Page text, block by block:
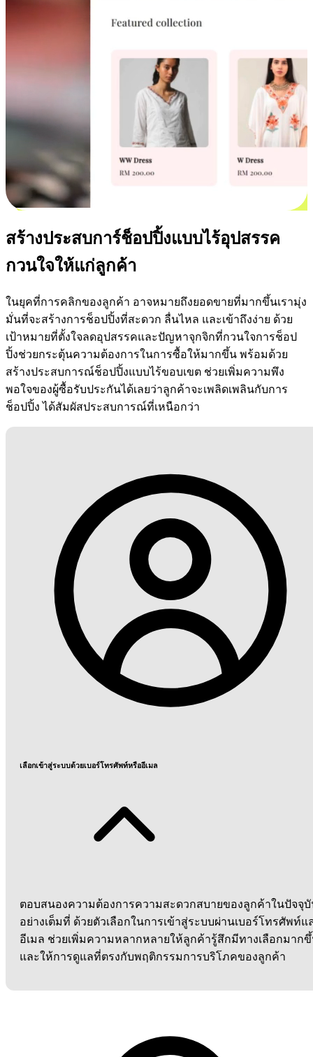
สร้างประสบการ์ช็อปปิ้งแบบไร้อุปสรรค
กวนใจให้แก่ลูกค้า
ในยุคที่การคลิกของลูกค้า อาจหมายถึงยอดขายที่มากขึ้นเรามุ่ง
มั่นที่จะสร้างการช็อปปิ้งที่สะดวก ลื่นไหล และเข้าถึงง่าย ด้วย
เป้าหมายที่ตั้งใจลดอุปสรรคและปัญหาจุกจิกที่กวนใจการช็อป
ปิ้งช่วยกระตุ้นความต้องการในการซื้อให้มากขึ้น พร้อมด้วย
สร้างประสบการณ์ช็อปปิ้งแบบไร้ขอบเขต ช่วยเพิ่มความพึง
พอใจของผู้ซื้อรับประกันได้เลยว่าลูกค้าจะเพลิดเพลินกับการ
ช็อปปิ้ง ได้สัมผัสประสบการณ์ที่เหนือกว่า
เลือกเข้าสู่ระบบด้วยเบอร์โทรศัพท์หรืออีเมล
ตอบสนองความต้องการความสะดวกสบายของลูกค้าในปัจจุ
อย่างเต็มที่ ด้วยตัวเลือกในการเข้าสู่ระบบผ่านเบอร์โทรศัพท์แ
อีเมล ช่วยเพิ่มความหลากหลายให้ลูกค้ารู้สึกมีทางเลือกมาก
และให้การดูแลที่ตรงกับพฤติกรรมการบริโภคของลูกค้า